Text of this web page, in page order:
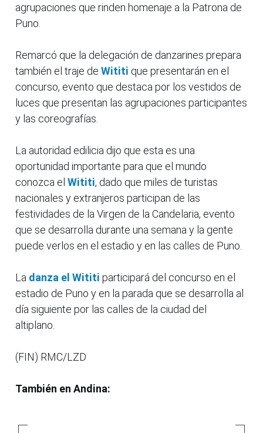
agrupaciones que rinden homenaje a la Patrona de
Puno.
Remarcó que la delegación de danzarines prepara
también el traje de Wititi que presentarán en el
concurso, evento que destaca por los vestidos de
luces que presentan las agrupaciones participantes
y las coreografías.
La autoridad edilicia dijo que esta es una
oportunidad importante para que el mundo
conozca el Wititi, dado que miles de turistas
nacionales y extranjeros participan de las
festividades de la Virgen de la Candelaria, evento
que se desarrolla durante una semana y la gente
puede verlos en el estadio y en las calles de Puno.
La danza el Wititi participará del concurso en el
estadio de Puno y en la parada que se desarrolla al
día siguiente por las calles de la ciudad del
altiplano.
(FIN) RMC/LZD
También en Andina: